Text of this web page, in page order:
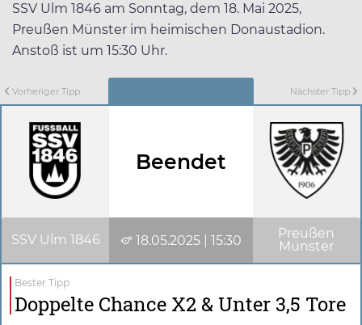
SSV Ulm 1846 am Sonntag, dem 18. Mai 2025,
Preußen Münster im heimischen Donaustadion.
Anstoß ist um 15:30 Uhr.
Vorheriger Tipp Nächster Tipp
Beendet
SSV Ulm 1846 18.05.2025 | 15:30
Preußen
Münster
Bester Tipp
Doppelte Chance X2 & Unter 3,5 Tore